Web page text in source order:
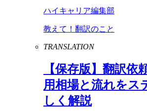
ハイキャリア編集部
教えて！翻訳のこと
TRANSLATION
【保存版】翻訳依
用相場と流れをス
しく解説